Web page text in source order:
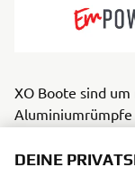
XO Boote sind
Aluminiumrümpfe
Integrität mit
DEINE